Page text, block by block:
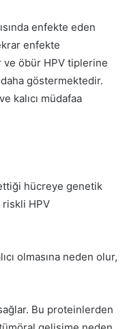
enfekte eden
enfekte
ve öbür HPV tiplerine
daha göstermektedir.
kalıcı müdafaa
hücreye genetik
riskli HPV
olmasına neden olur,
Bu proteinlerden